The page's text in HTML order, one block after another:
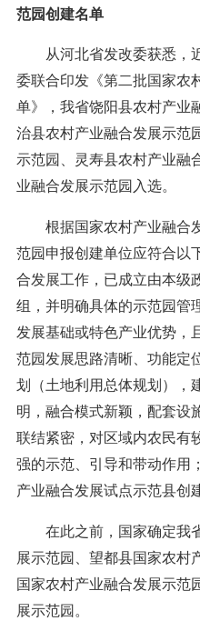
范园创建名单
从河北省发改委获悉，
委联合印发《第二批国家农
单》，我省饶阳县农村产业
治县农村产业融合发展示范
示范园、灵寿县农村产业融
业融合发展示范园入选。
根据国家农村产业融合
范园申报创建单位应符合以
合发展工作，已成立由本级
组，并明确具体的示范园管
发展基础或特色产业优势，
范园发展思路清晰、功能定
划（土地利用总体规划），
明，融合模式新颖，配套设
联结紧密，对区域内农民有
强的示范、引导和带动作用
产业融合发展试点示范县创
在此之前，国家确定我
展示范园、望都县国家农村
国家农村产业融合发展示范
展示范园。